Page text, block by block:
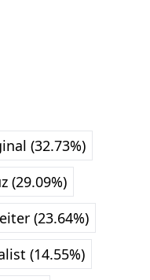
(32.73%)
(29.09%)
(23.64%)
(14.55%)